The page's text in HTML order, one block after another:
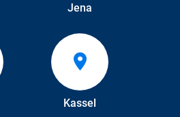
Jena
Kassel